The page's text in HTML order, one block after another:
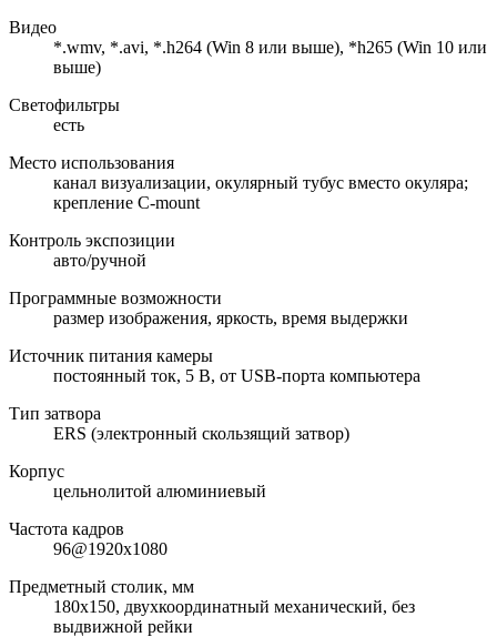
Видео
*.wmv, *.avi, *.h264 (Win 8 или выше), *h265 (Win 10 или
выше)
Светофильтры
есть
Место использования
канал визуализации, окулярный тубус вместо окуляра;
крепление C-mount
Контроль экспозиции
авто/ручной
Программные возможности
размер изображения, яркость, время выдержки
Источник питания камеры
постоянный ток, 5 В, от USB-порта компьютера
Тип затвора
ERS (электронный скользящий затвор)
Корпус
цельнолитой алюминиевый
Частота кадров
96@1920x1080
Предметный столик, мм
180x150, двухкоординатный механический, без
выдвижной рейки